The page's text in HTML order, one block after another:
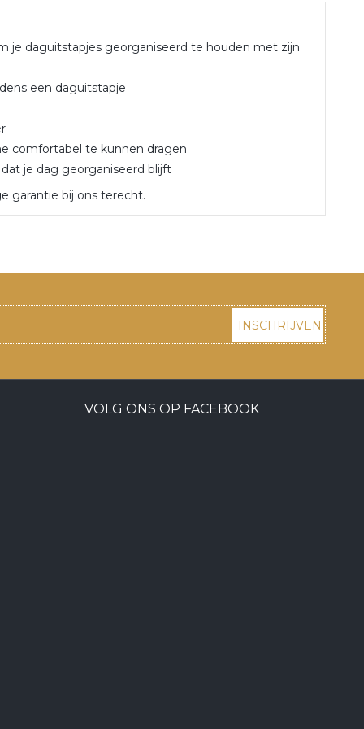
je daguitstapjes georganiseerd te houden met zijn
een daguitstapje
comfortabel te kunnen dragen
je dag georganiseerd blijft
garantie bij ons terecht.
INSCHRIJVEN
VOLG ONS OP FACEBOOK